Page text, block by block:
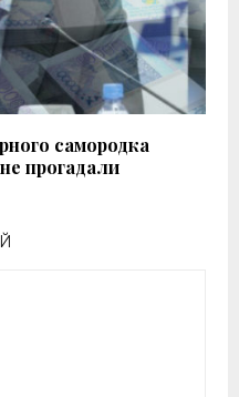
самородка
прогадали